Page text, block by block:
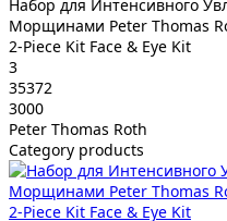
Набор для Интенсивного
Морщинами Peter Thomas
2-Piece Kit Face & Eye Kit
3
35372
3000
Peter Thomas Roth
Category products